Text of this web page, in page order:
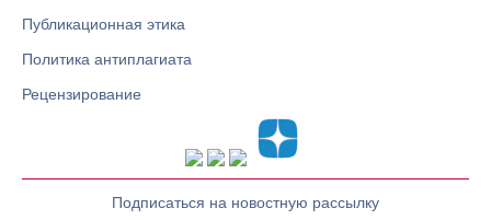
Публикационная этика
Политика антиплагиата
Рецензирование
Подписаться на новостную рассылку